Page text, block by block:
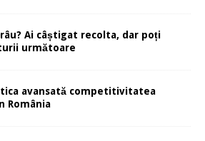
Ai câștigat recolta, dar poți
următoare
avansată competitivitatea
România